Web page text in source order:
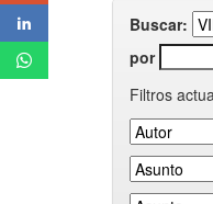
Buscar:
por
Filtros